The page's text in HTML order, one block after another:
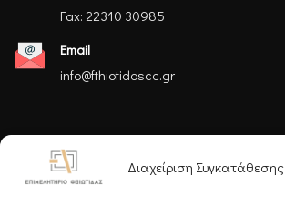
Διαχείριση Συγκατάθεσης
Fax: 22310 30985
Email
info@fthiotidoscc.gr
Ακολουθήστε μας